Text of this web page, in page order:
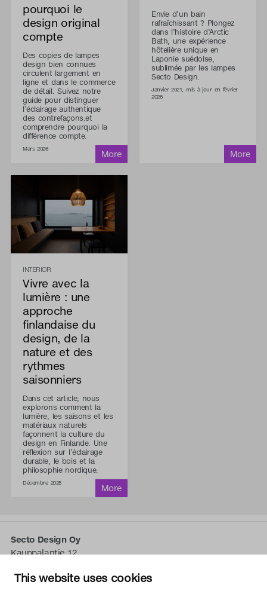
This website uses cookies
pourquoi le
design original
compte
Des copies de lampes
design bien connues
circulent largement en
ligne et dans le commerce
de détail. Suivez notre
guide pour distinguer
l’éclairage authentique
des contrefaçons.et
comprendre pourquoi la
différence compte.
Mars 2026
Envie d’un bain
rafraîchissant ? Plongez
dans l’histoire d’Arctic
Bath, une expérience
hôtelière unique en
Laponie suédoise,
sublimée par les lampes
Secto Design.
Janvier 2021, mis à jour en février
2026
INTERIOR
Vivre avec la
lumière : une
approche
finlandaise du
design, de la
nature et des
rythmes
saisonniers
Dans cet article, nous
explorons comment la
lumière, les saisons et les
matériaux naturels
façonnent la culture du
design en Finlande. Une
réflexion sur l’éclairage
durable, le bois et la
philosophie nordique.
Décembre 2025
Secto Design Oy
Kauppalantie 12
tel.+358 9 5050 598